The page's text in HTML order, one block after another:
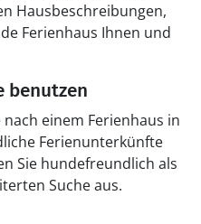
Hausbeschreibungen,
Ferienhaus Ihnen und
benutzen
einem Ferienhaus in
Ferienunterkünfte
Sie hundefreundlich als
Suche aus.